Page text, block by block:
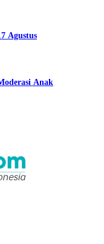
Agustus
Anak